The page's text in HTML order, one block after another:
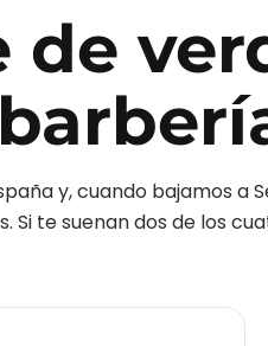
de
y, cuando bajamos a
te suenan dos de los